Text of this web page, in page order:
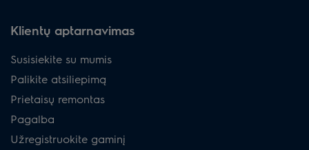
Klientų aptarnavimas
Susisiekite su mumis
Palikite atsiliepimą
Prietaisų remontas
Pagalba
Užregistruokite gaminį